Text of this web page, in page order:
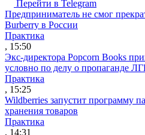
Перейти в Telegram
Предприниматель не смог
Burberry в России
Практика
, 15:50
Экс-директора Popcorn Books
условно по делу о пропаганде
Практика
, 15:25
Wildberries запустит программу
хранения товаров
Практика
, 14:31